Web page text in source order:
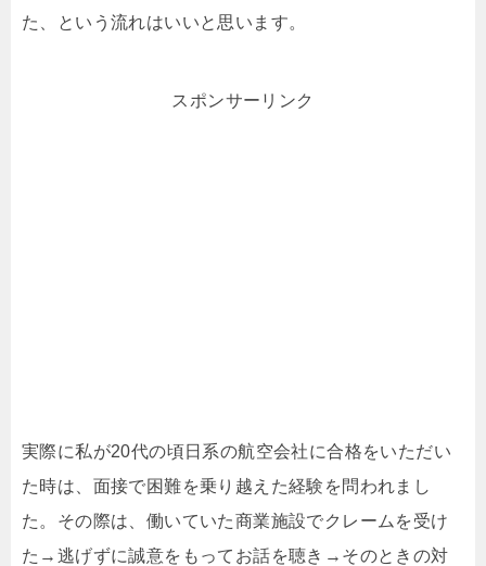
た、という流れはいいと思います。
スポンサーリンク
実際に私が20代の頃日系の航空会社に合格をいただい
た時は、面接で困難を乗り越えた経験を問われまし
た。その際は、働いていた商業施設でクレームを受け
た→逃げずに誠意をもってお話を聴き→そのときの対